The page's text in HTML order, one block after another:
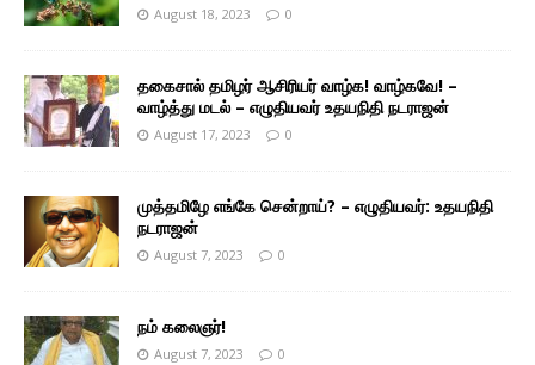
August 18, 2023 0
தகைசால் தமிழர் ஆசிரியர் வாழ்க! வாழ்கவே! –
வாழ்த்து மடல் – எழுதியவர் உதயநிதி நடராஜன்
August 17, 2023 0
முத்தமிழே எங்கே சென்றாய்? – எழுதியவர்: உதயநிதி
நடராஜன்
August 7, 2023 0
நம் கலைஞர்!
August 7, 2023 0